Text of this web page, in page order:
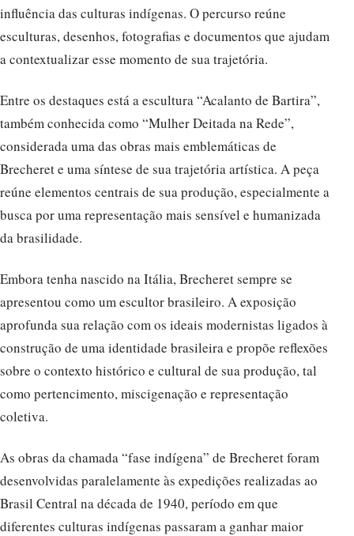
influência das culturas indígenas. O percurso reúne
esculturas, desenhos, fotografias e documentos que ajudam
a contextualizar esse momento de sua trajetória.
Entre os destaques está a escultura “Acalanto de Bartira”,
também conhecida como “Mulher Deitada na Rede”,
considerada uma das obras mais emblemáticas de
Brecheret e uma síntese de sua trajetória artística. A peça
reúne elementos centrais de sua produção, especialmente a
busca por uma representação mais sensível e humanizada
da brasilidade.
Embora tenha nascido na Itália, Brecheret sempre se
apresentou como um escultor brasileiro. A exposição
aprofunda sua relação com os ideais modernistas ligados à
construção de uma identidade brasileira e propõe reflexões
sobre o contexto histórico e cultural de sua produção, tal
como pertencimento, miscigenação e representação
coletiva.
As obras da chamada “fase indígena” de Brecheret foram
desenvolvidas paralelamente às expedições realizadas ao
Brasil Central na década de 1940, período em que
diferentes culturas indígenas passaram a ganhar maior